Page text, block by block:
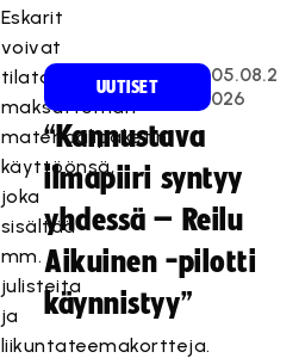
Eskarit
voivat
tilata
maksuttoman
materiaalipaketin
käyttöönsä,
joka
sisältää
mm.
julisteita
ja
liikuntateemakortteja.
UUTISET
05.08.2
026
“Kannustava
ilmapiiri syntyy
yhdessä – Reilu
Aikuinen -pilotti
käynnistyy”